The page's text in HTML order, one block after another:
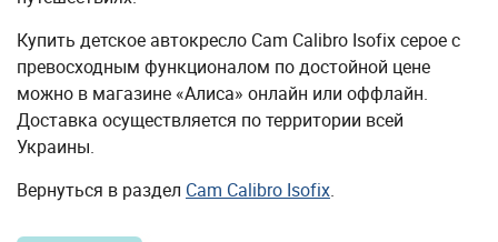
Купить детское автокресло Cam Calibro Isofix серое с
превосходным функционалом по достойной цене
можно в магазине «Алиса» онлайн или оффлайн.
Доставка осуществляется по территории всей
Украины.
Вернуться в раздел Cam Calibro Isofix.